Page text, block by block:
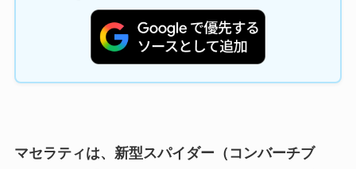
マセラティは、新型スパイダー（コンバーチブ